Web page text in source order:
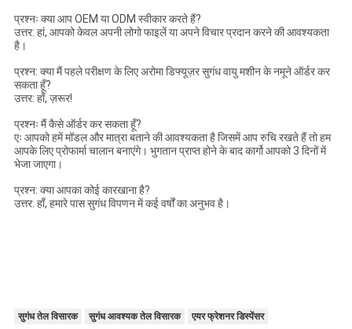
प्रश्नः क्या आप OEM या ODM स्वीकार करते हैं?
उत्तर: हां, आपको केवल अपनी लोगो फाइलें या अपने विचार प्रदान करने की आवश्यकता
है।
प्रश्न: क्या मैं पहले परीक्षण के लिए अरोमा डिफ्यूज़र सुगंध वायु मशीन के नमूने ऑर्डर कर
सकता हूँ?
उत्तर: हाँ, ज़रूर!
प्रश्नः मैं कैसे ऑर्डर कर सकता हूँ?
एः आपको हमें मॉडल और मात्रा बताने की आवश्यकता है जिसमें आप रुचि रखते हैं तो हम
आपके लिए प्रोफार्मा चालान बनाएंगे। भुगतान प्राप्त होने के बाद कार्गो आपको 3 दिनों में
भेजा जाएगा।
प्रश्न: क्या आपका कोई कारखाना है?
उत्तर: हाँ, हमारे पास सुगंध विपणन में कई वर्षों का अनुभव है।
सुगंध तेल विसारक सुगंध आवश्यक तेल विसारक एयर फ्रेशनर डिस्पेंसर